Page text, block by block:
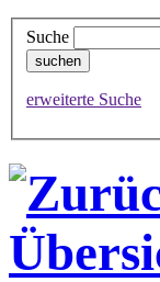
Suche
erweiterte Suche